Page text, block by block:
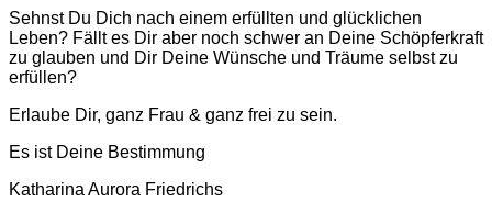
Sehnst Du Dich nach einem erfüllten und glücklichen
Leben? Fällt es Dir aber noch schwer an Deine Schöpferkraft
zu glauben und Dir Deine Wünsche und Träume selbst zu
erfüllen?
Erlaube Dir, ganz Frau & ganz frei zu sein.
Es ist Deine Bestimmung
Katharina Aurora Friedrichs